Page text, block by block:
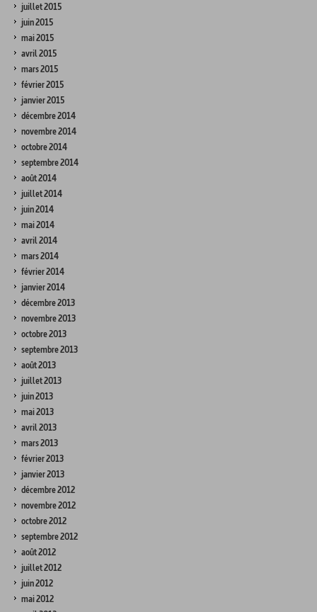
juillet 2015
juin 2015
mai 2015
avril 2015
mars 2015
février 2015
janvier 2015
décembre 2014
novembre 2014
octobre 2014
septembre 2014
août 2014
juillet 2014
juin 2014
mai 2014
avril 2014
mars 2014
février 2014
janvier 2014
décembre 2013
novembre 2013
octobre 2013
septembre 2013
août 2013
juillet 2013
juin 2013
mai 2013
avril 2013
mars 2013
février 2013
janvier 2013
décembre 2012
novembre 2012
octobre 2012
septembre 2012
août 2012
juillet 2012
juin 2012
mai 2012